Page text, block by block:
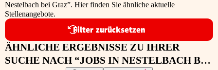
Nestelbach bei Graz”. Hier finden Sie ähnliche aktuelle
Stellenangebote.
Filter zurücksetzen
ÄHNLICHE ERGEBNISSE ZU IHRER
SUCHE NACH “JOBS IN NESTELBACH BEI